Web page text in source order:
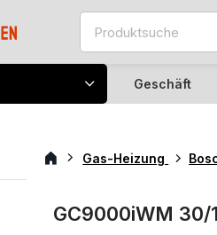
Geschäft
Gas-Heizung
GC9000iWM 30/